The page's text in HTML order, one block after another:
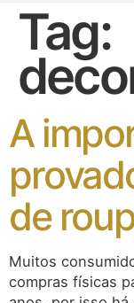
Tag:
A
de
Muitos
compras físicas